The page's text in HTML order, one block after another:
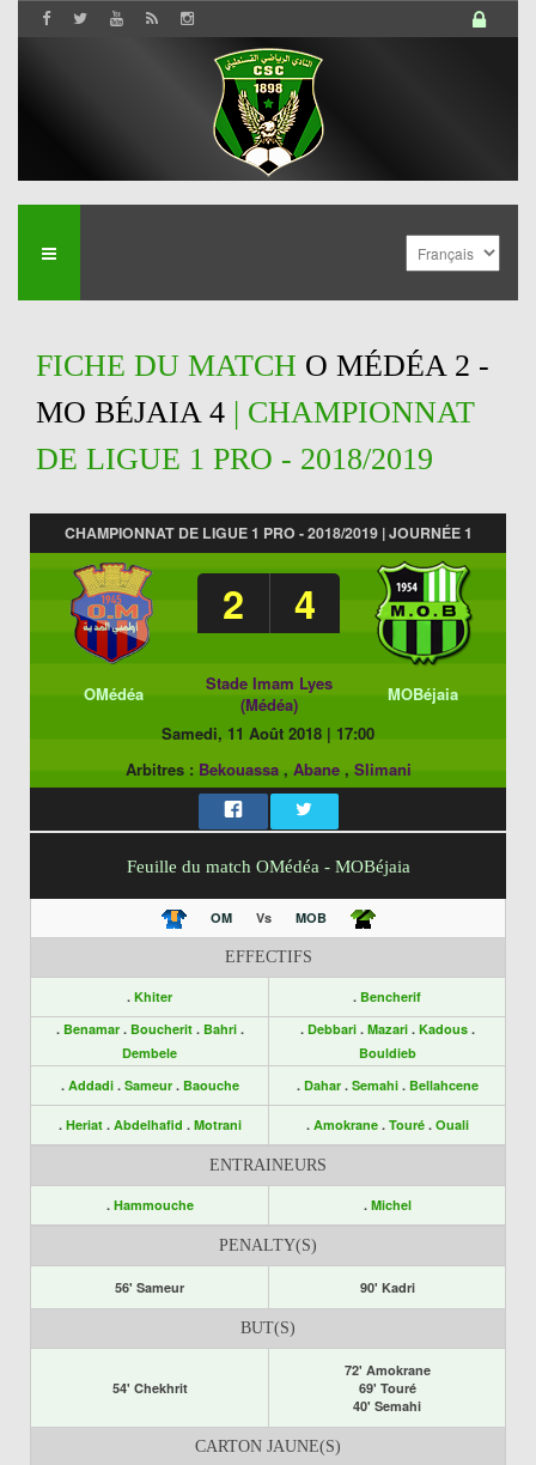
FICHE DU MATCH O MÉDÉA 2 -
MO BÉJAIA 4 | CHAMPIONNAT
DE LIGUE 1 PRO - 2018/2019
CHAMPIONNAT DE LIGUE 1 PRO - 2018/2019 | JOURNÉE 1
2 4
OMédéa
Stade Imam Lyes
(Médéa)
MOBéjaia
Samedi, 11 Août 2018 | 17:00
Arbitres : Bekouassa, Abane, Slimani
Feuille du match OMédéa - MOBéjaia
OM Vs MOB
EFFECTIFS
. Khiter . Bencherif
. Benamar . Boucherit . Bahri .
Dembele
. Debbari. Mazari. Kadous.
Bouldieb
. Addadi . Sameur . Baouche . Dahar. Semahi. Bellahcene
. Heriat . Abdelhafid . Motrani . Amokrane. Touré. Ouali
ENTRAINEURS
. Hammouche . Michel
PENALTY(S)
56' Sameur 90' Kadri
BUT(S)
54' Chekhrit
72' Amokrane
69' Touré
40' Semahi
CARTON JAUNE(S)